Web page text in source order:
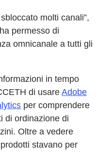
molti canali”,
permesso di
omnicanale a tutti gli
in tempo
di usareAdobe
per comprendere
di ordinazione di
Oltre a vedere
stavano per